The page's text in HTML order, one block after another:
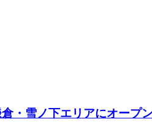
・雪ノ下エリアにオープン